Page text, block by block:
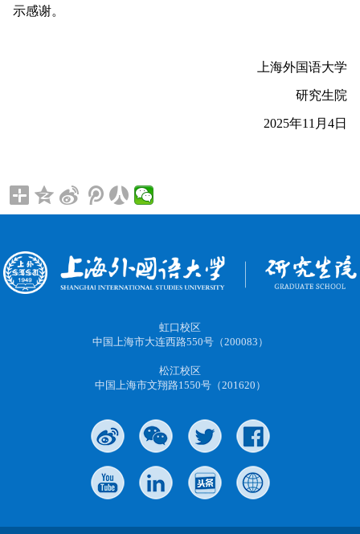
示感谢。
上海外国语大学
研究生院
2025年11 月 4日
虹口校区
中国上海市大连西路550号（200083）
松江校区
中国上海市文翔路1550号（201620）